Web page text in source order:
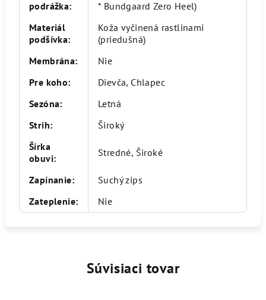
podrážka:
* Bundgaard Zero Heel)
Materiál
podšívka:
Koža vyčinená rastlinami
(priedušná)
Membrána:
Nie
Pre koho:
Dievča, Chlapec
Sezóna:
Letná
Strih:
Široký
Šírka
obuvi: Stredné, Široké
Zapínanie:
Suchý zips
Zateplenie: Nie
Súvisiaci tovar